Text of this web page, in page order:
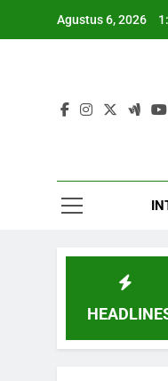
Agustus 6, 2026
Hentikan